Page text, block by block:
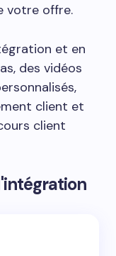
votre offre.
et en
des vidéos
client et
client